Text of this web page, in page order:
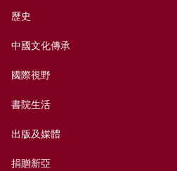
歷史
中國文化傳承
國際視野
書院生活
出版及媒體
捐贈新亞